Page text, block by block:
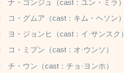
ナ・ゴンジュ（cast：ユン・ミラ）
コ・グムア（cast：キム・ヘソン）
ヨ・ジョンヒ（cast：イ·サンスク）
コ・ミプン（cast：オ·ウンソ）
チ・ウン（cast：チョ·ヨンホ）